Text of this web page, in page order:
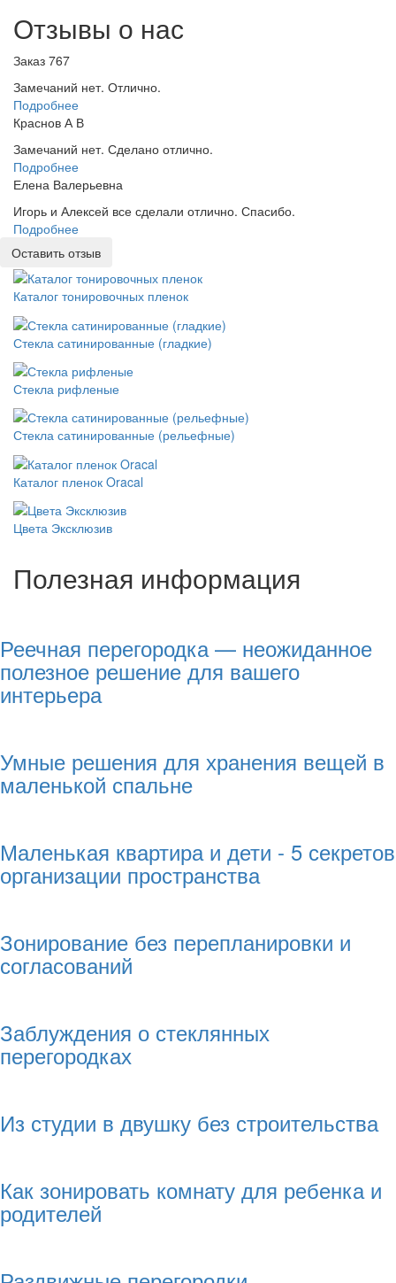
Отзывы о нас
Заказ 767
Замечаний нет. Отлично.
Подробнее
Краснов А В
Замечаний нет. Сделано отлично.
Подробнее
Елена Валерьевна
Игорь и Алексей все сделали отлично. Спасибо.
Подробнее
Оставить отзыв
Каталог тонировочных пленок
Стекла сатинированные (гладкие)
Стекла рифленые
Стекла сатинированные (рельефные)
Каталог пленок Oracal
Цвета Эксклюзив
Полезная информация
Реечная перегородка — неожиданное
полезное решение для вашего
интерьера
Умные решения для хранения вещей в
маленькой спальне
Маленькая квартира и дети - 5 секретов
организации пространства
Зонирование без перепланировки и
согласований
Заблуждения о стеклянных
перегородках
Из студии в двушку без строительства
Как зонировать комнату для ребенка и
родителей